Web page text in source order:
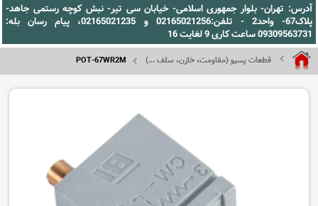
آدرس: تهران- بلوار جمهوری اسلامی- خیابان سی تیر- نبش کوچه رستمی جاهد-
پلاک67- واحد2 - تلفن:02165021256 و 02165021235، پیام رسان بله:
09309563731 ساعت کاری 9 لغایت 16
قطعات پسیو (مقاومت، خازن، سلف ...) POT-67WR2M